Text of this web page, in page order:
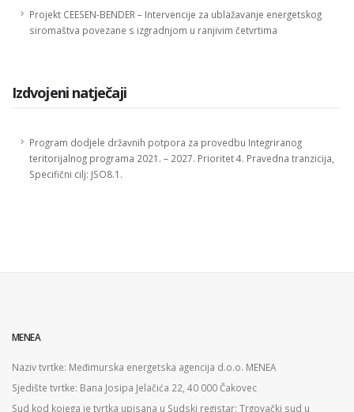
Projekt CEESEN-BENDER – Intervencije za ublažavanje energetskog
siromaštva povezane s izgradnjom u ranjivim četvrtima
Izdvojeni natječaji
Program dodjele državnih potpora za provedbu Integriranog
teritorijalnog programa 2021. – 2027. Prioritet 4. Pravedna tranzicija,
Specifični cilj: JSO8.1.
MENEA
Naziv tvrtke: Međimurska energetska agencija d.o.o. MENEA
Sjedište tvrtke: Bana Josipa Jelačića 22, 40 000 Čakovec
Sud kod kojega je tvrtka upisana u Sudski registar: Trgovački sud u